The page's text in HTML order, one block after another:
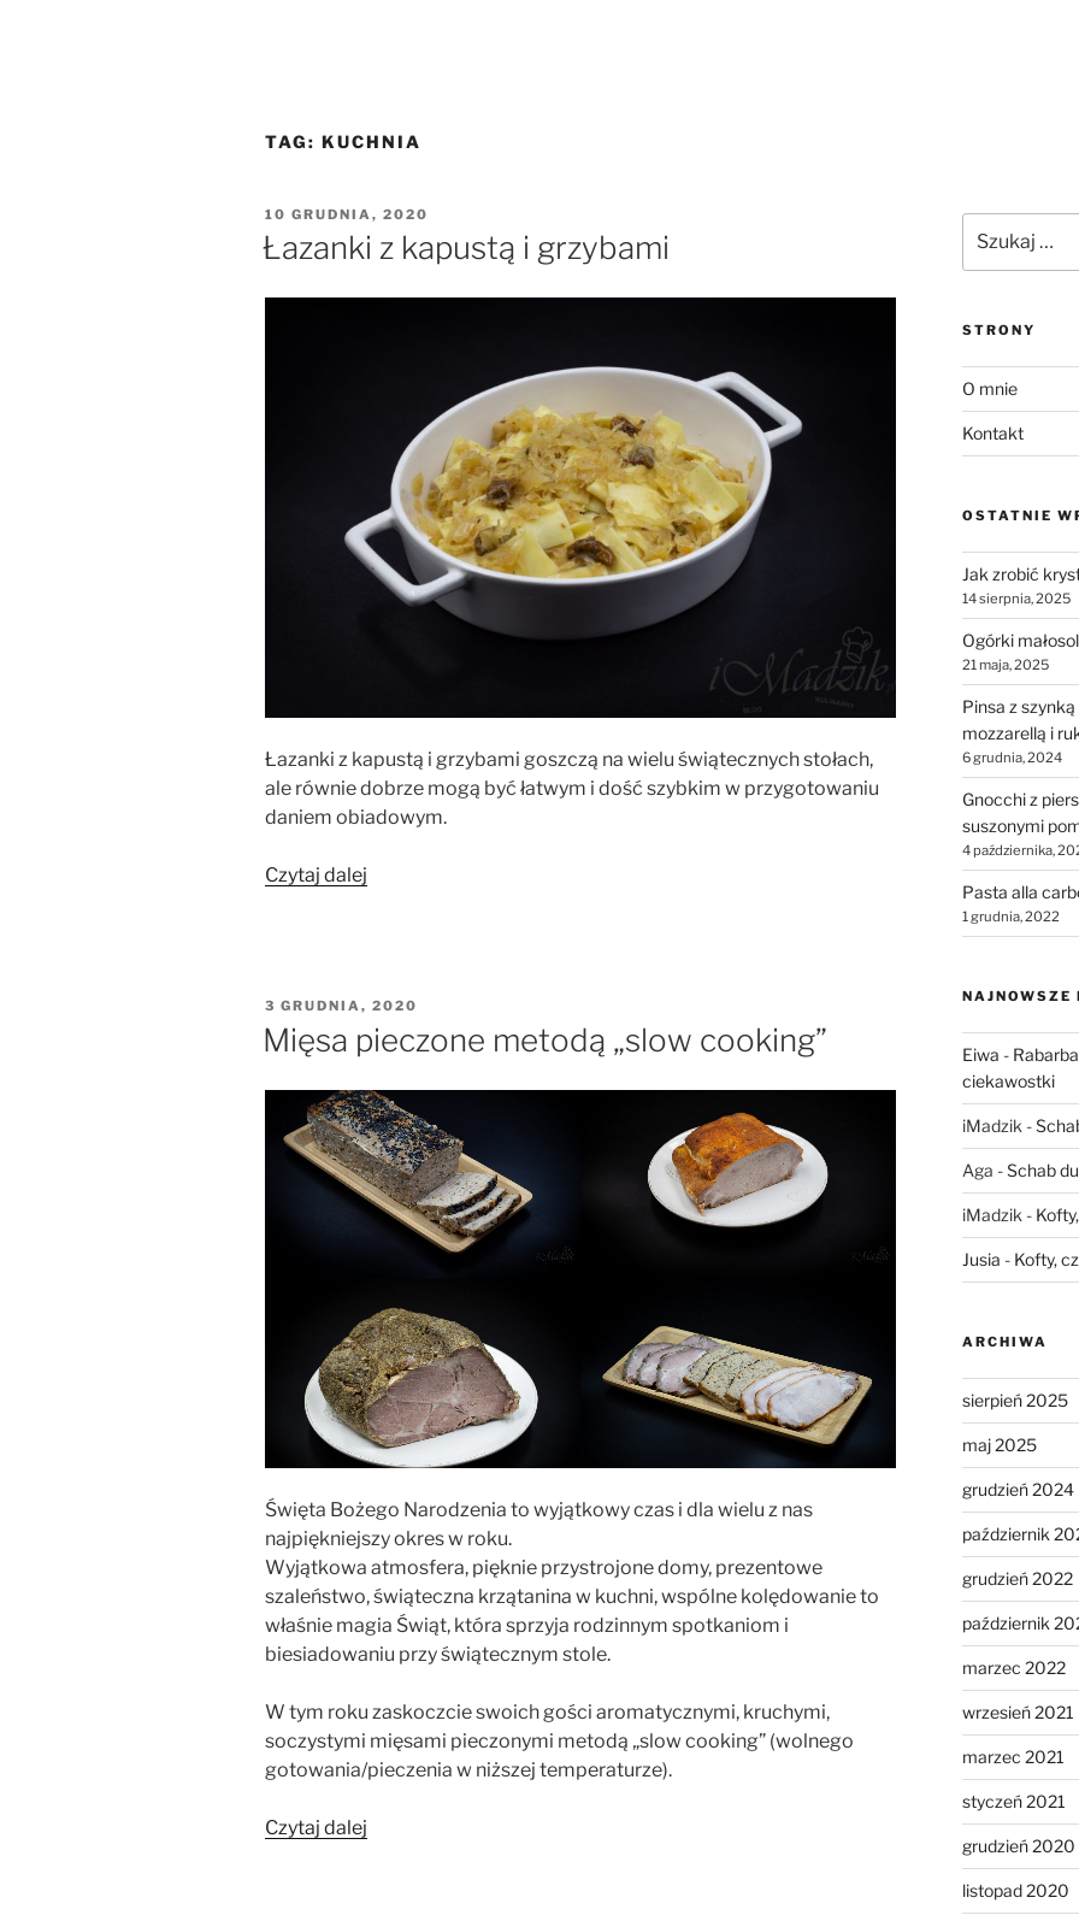
TAG: KUCHNIA
OPUBLIKOWANE
W
10 GRUDNIA, 2020
Łazanki z kapustą i grzybami
Łazanki z kapustą i grzybami goszczą na wielu świątecznych stołach,
ale równie dobrze mogą być łatwym i dość szybkim w przygotowaniu
daniem obiadowym.
Czytaj dalej
OPUBLIKOWANE
W
3 GRUDNIA, 2020
Mięsa pieczone metodą „slow cooking”
Święta Bożego Narodzenia to wyjątkowy czas i dla wielu z nas
najpiękniejszy okres w roku.
Wyjątkowa atmosfera, pięknie przystrojone domy, prezentowe
szaleństwo, świąteczna krzątanina w kuchni, wspólne kolędowanie to
właśnie magia Świąt, która sprzyja rodzinnym spotkaniom i
biesiadowaniu przy świątecznym stole.
W tym roku zaskoczcie swoich gości aromatycznymi, kruchymi,
soczystymi mięsami pieczonymi metodą „slow cooking” (wolnego
gotowania/pieczenia w niższej temperaturze).
Czytaj dalej
STRONY
O mnie
Kontakt
OSTATNIE
Jak zrobić
14 sierpnia, 2025
Ogórki
21 maja, 2025
Pinsa z
mozzarellą i
6 grudnia, 2024
Gnocchi z
suszonymi
4 października,
Pasta alla
1 grudnia, 2022
NAJNOWSZE
Eiwa -
ciekawostki
iMadzik -
Aga -Schab
iMadzik -
Jusia - Kofty,
ARCHIWA
sierpień 2025
maj 2025
grudzień 2024
październik
grudzień 2022
październik
marzec 2022
wrzesień 2021
marzec 2021
styczeń 2021
grudzień 2020
listopad 2020